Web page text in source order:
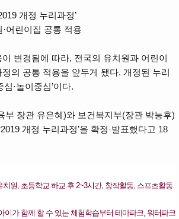
개정 누리과정’
어린이집 공통 적용
변경됨에 따라, 전국의 유치원과 어린이
의 공통 적용을 앞두게 됐다. 개정된 누리
·놀이중심’이다.
부 장관 유은혜)와 보건복지부(장관 박능후)
개정 누리과정’을 확정·발표했다고 18
치원, 초등학교 하교 후 2~3시간, 창작활동, 스프츠활동
이가 함께 할 수 있는 체험학습부터 테마파크, 워터파크